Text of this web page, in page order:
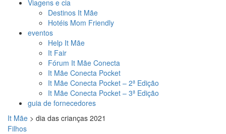
Viagens e cia
Destinos It Mãe
Hotéis Mom Friendly
eventos
Help It Mãe
It Fair
Fórum It Mãe Conecta
It Mãe Conecta Pocket
It Mãe Conecta Pocket – 2ª Edição
It Mãe Conecta Pocket – 3ª Edição
guia de fornecedores
It Mãe > dia das crianças 2021
Filhos